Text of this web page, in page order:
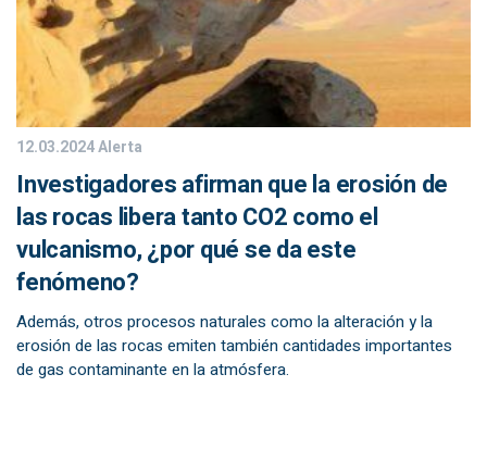
12.03.2024Alerta
Investigadores afirman que la erosión de
las rocas libera tanto CO2 como el
vulcanismo, ¿por qué se da este
fenómeno?
Además, otros procesos naturales como la alteración y la
erosión de las rocas emiten también cantidades importantes
de gas contaminante en la atmósfera.